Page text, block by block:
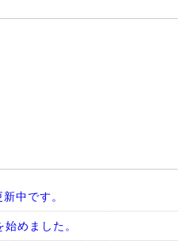
中です。
めました。